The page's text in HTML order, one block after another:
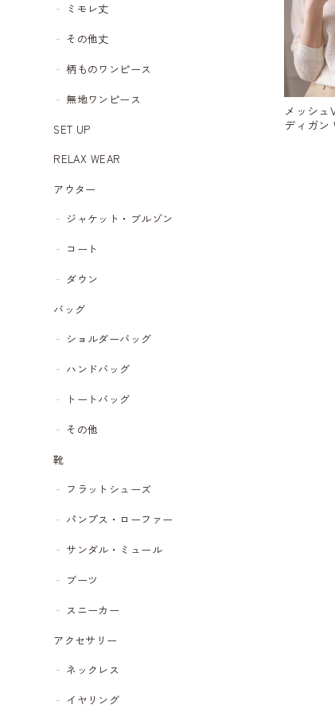
ミモレ丈
その他丈
柄ものワンピース
無地ワンピース
SET UP
RELAX WEAR
アウター
ジャケット・ブルゾン
コート
ダウン
バッグ
ショルダーバッグ
ハンドバッグ
トートバッグ
その他
靴
フラットシューズ
パンプス・ローファー
サンダル・ミュール
ブーツ
スニーカー
アクセサリー
ネックレス
イヤリング
メッシュ
ディガン